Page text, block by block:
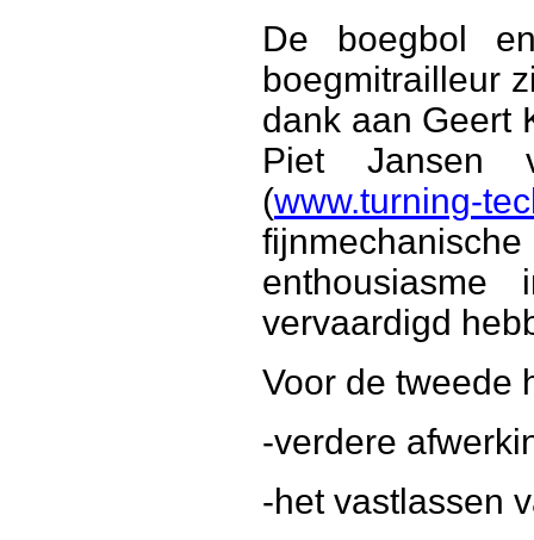
De boegbol
boegmitrailleur
dank aan Geert
Piet Jansen
(www.turning-
vervaardigd
Voor de tweede
-verdere
-het vastlassen